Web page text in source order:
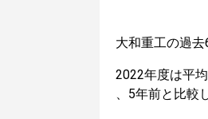
大和重工の過去
2022年度は平
、5年前と比較